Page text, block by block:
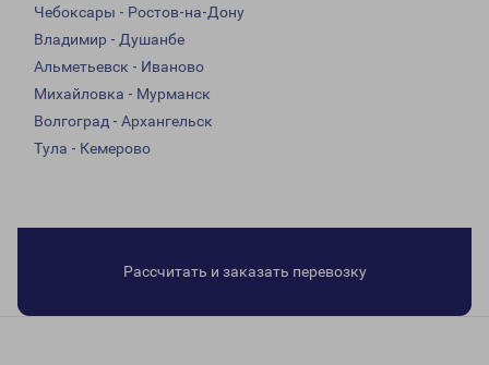
Чебоксары - Ростов-на-Дону
Владимир - Душанбе
Альметьевск - Иваново
Михайловка - Мурманск
Волгоград - Архангельск
Тула - Кемерово
Рассчитать и заказать перевозку